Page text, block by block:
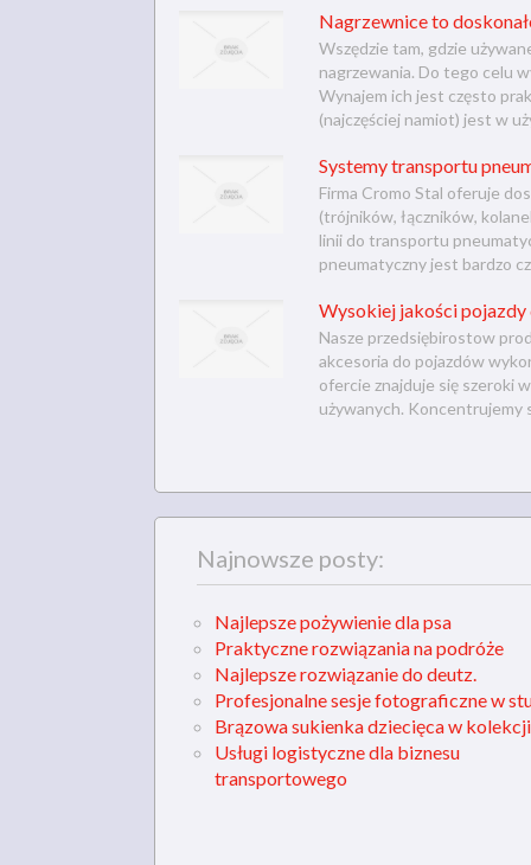
Nagrzewnice to
Wszędzie tam, gdzie
nagrzewania. Do tego celu
Wynajem ich jest często
(najczęściej namiot) jest w
Systemy transportu
Firma Cromo Stal oferuje
(trójników, łączników,
linii do transportu
pneumatyczny jest bardzo
Wysokiej jakości pojazdy
Nasze przedsiębirostow
akcesoria do pojazdów
ofercie znajduje się szeroki
używanych. Koncentrujemy
Najnowsze posty:
Najlepsze pożywienie dla psa
Praktyczne rozwiązania na podróże
Najlepsze rozwiązanie do deutz.
Profesjonalne sesje fotograficzne w
Brązowa sukienka dziecięca w
Usługi logistyczne dla biznesu
transportowego